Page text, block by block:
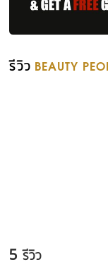
รีวิว BEAUTY
5 รีวิว